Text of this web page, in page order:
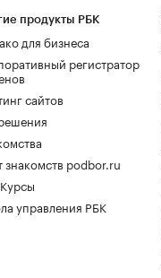
продукты РБК
для бизнеса
регистратор
сайтов
знакомств podbor.ru
управления РБК